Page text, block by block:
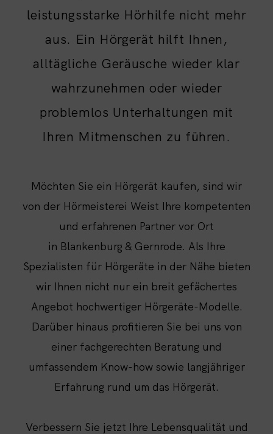
leistungsstarke Hörhilfe nicht mehr
aus. Ein Hörgerät hilft Ihnen,
alltägliche Geräusche wieder klar
wahrzunehmen oder wieder
problemlos Unterhaltungen mit
Ihren Mitmenschen zu führen.
Möchten Sie ein Hörgerät kaufen, sind wir
von der Hörmeisterei Weist Ihre kompetenten
und erfahrenen Partner vor Ort
in Blankenburg & Gernrode. Als Ihre
Spezialisten für Hörgeräte in der Nähe bieten
wir Ihnen nicht nur ein breit gefächertes
Angebot hochwertiger Hörgeräte-Modelle.
Darüber hinaus profitieren Sie bei uns von
einer fachgerechten Beratung und
umfassendem Know-how sowie langjähriger
Erfahrung rund um das Hörgerät.
Verbessern Sie jetzt Ihre Lebensqualität und